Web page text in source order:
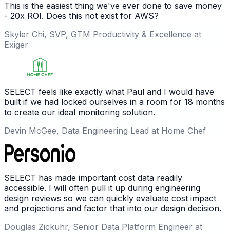
This is the easiest thing we've ever done to save money
- 20x ROI. Does this not exist for AWS?
Skyler Chi, SVP, GTM Productivity & Excellence at
Exiger
SELECT feels like exactly what Paul and I would have
built if we had locked ourselves in a room for 18 months
to create our ideal monitoring solution.
Devin McGee, Data Engineering Lead at Home Chef
SELECT has made important cost data readily
accessible. I will often pull it up during engineering
design reviews so we can quickly evaluate cost impact
and projections and factor that into our design decision.
Douglas Zickuhr, Senior Data Platform Engineer at